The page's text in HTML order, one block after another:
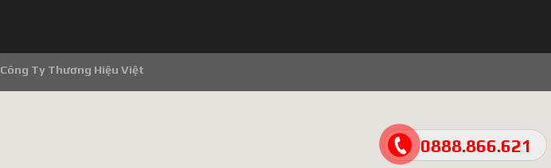
0888.866.621
Công Ty Thương Hiệu Việt